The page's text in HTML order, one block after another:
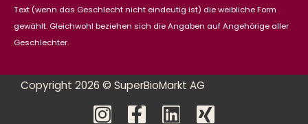
Text (wenn das Geschlecht nicht eindeutig ist) die weibliche Form
gewählt. Gleichwohl beziehen sich die Angaben auf Angehörige aller
Geschlechter.
Copyright 2026 © SuperBioMarkt AG